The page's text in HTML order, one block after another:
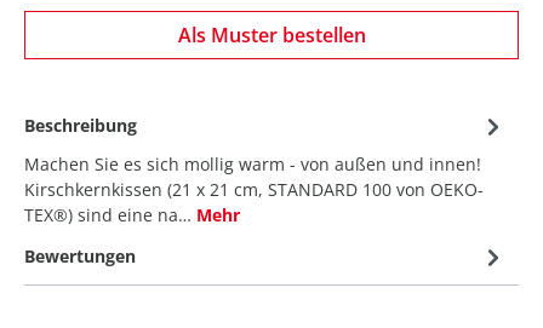
Als Muster bestellen
Beschreibung
Machen Sie es sich mollig warm - von außen und innen!
Kirschkernkissen (21 x 21 cm, STANDARD 100 von OEKO-
TEX®) sind eine na… Mehr
Bewertungen